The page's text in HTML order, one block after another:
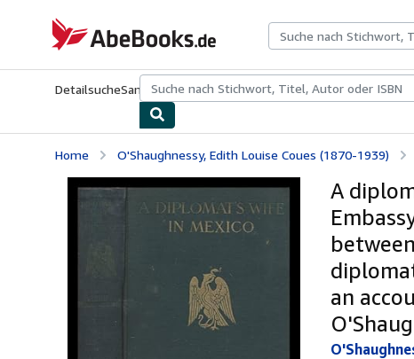
AbeBooks.de
DetailsucheSammlungenAntiquarische BücherKunst &
Home O'Shaughnessy, Edith Louise Coues (1870-1939)
A
an